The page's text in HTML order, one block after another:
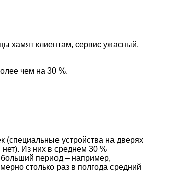
хамят клиентам, сервис ужасный,
чем на 30 %.
(специальные устройства на дверях
нет). Из них в среднем 30 %
больший период – например,
столько раз в полгода средний